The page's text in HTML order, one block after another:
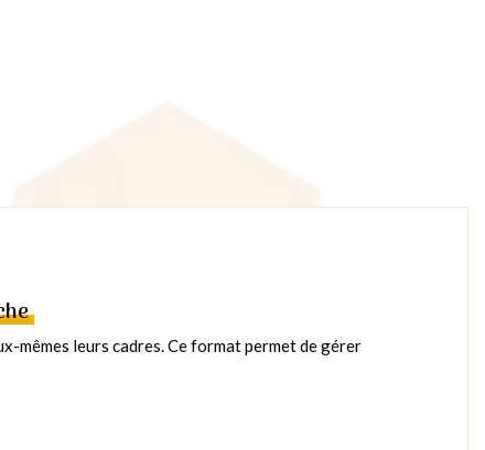
mêmes leurs cadres. Ce format permet de gérer